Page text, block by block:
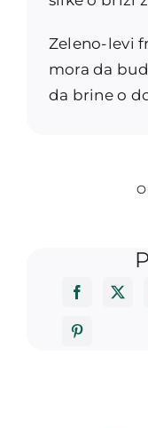
Zeleno-levi
mora da
da brine o